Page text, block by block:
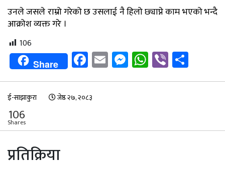
उनले जसले राम्रो गरेको छ उसलाई नै हिलो छ्याप्ने काम भएको भन्दै
आक्रोश व्यक्त गरे ।
106
Share Facebook
EmailMessenger
WhatsApp
Viber
ई-साझाकुरा जेष्ठ २७, २०८३
106
Shares
प्रतिक्रिया